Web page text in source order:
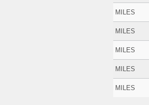
MILES
MILES
MILES
MILES
MILES